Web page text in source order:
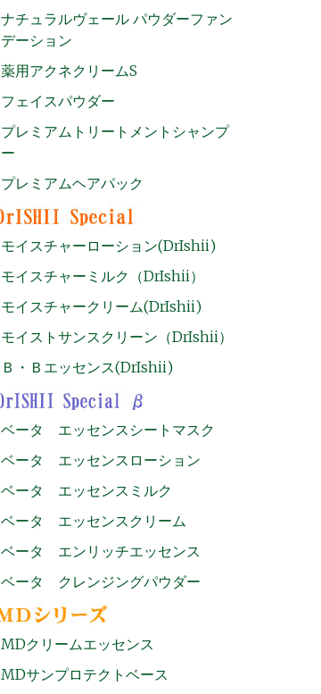
ナチュラルヴェール パウダーファン
デーション
薬用アクネクリームS
フェイスパウダー
プレミアムトリートメントシャンプ
ー
プレミアムヘアパック
モイスチャーローション(DrIshii)
モイスチャーミルク（DrIshii）
モイスチャークリーム(DrIshii)
モイストサンスクリーン（DrIshii）
Ｂ・Ｂエッセンス(DrIshii)
ベータ エッセンスシートマスク
ベータ エッセンスローション
ベータ エッセンスミルク
ベータ エッセンスクリーム
ベータ エンリッチエッセンス
ベータ クレンジングパウダー
MDクリームエッセンス
MDサンプロテクトベース